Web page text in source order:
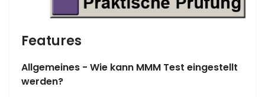
Features
Allgemeines - Wie kann MMM Test eingestellt
werden?